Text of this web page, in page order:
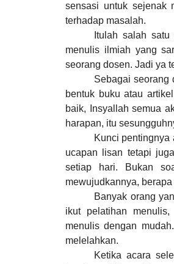
sensasi untuk sejenak
terhadap masalah.
Itulah salah
menulis ilmiah yang
seorang dosen. Jadi ya
Sebagai seorang
bentuk buku atau
baik, Insyallah semua
harapan, itu
Kunci pentingnya
ucapan lisan tetapi
setiap hari. Bukan
mewujudkannya,
Banyak orang
ikut pelatihan menulis,
menulis dengan
melelahkan.
Ketika acara